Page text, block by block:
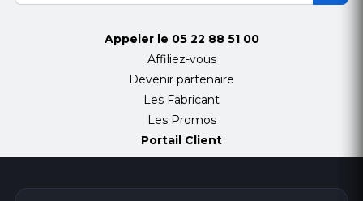
Appeler le 05 22 88 51 00
Affiliez-vous
Devenir partenaire
Les Fabricant
Les Promos
Portail Client